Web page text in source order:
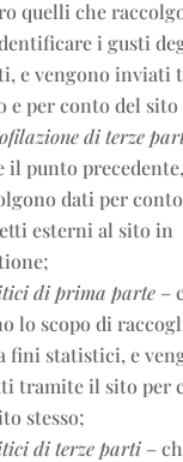
quelli che
i gusti
e vengono inviati
e per conto del sito
di terze
il punto
dati per
esterni al sito in
di prima parte –
lo scopo di
fini statistici, e
tramite il sito per
stesso;
di terze parti–